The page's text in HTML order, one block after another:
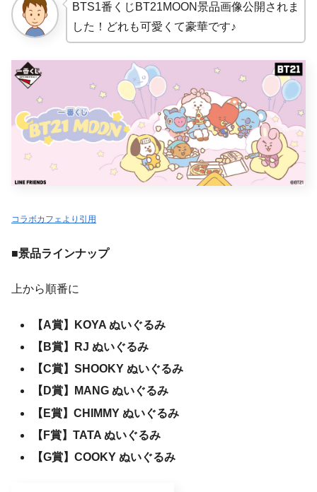
BTS1番くじBT21MOON景品画像公開されま
した！どれも可愛くて豪華です♪
コラボカフェより引用
■景品ラインナップ
上から順番に
【A賞】KOYA ぬいぐるみ
【B賞】RJ ぬいぐるみ
【C賞】SHOOKY ぬいぐるみ
【D賞】MANG ぬいぐるみ
【E賞】CHIMMY ぬいぐるみ
【F賞】TATA ぬいぐるみ
【G賞】COOKY ぬいぐるみ